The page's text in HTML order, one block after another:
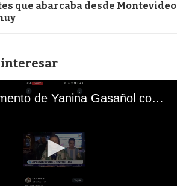
que abarcaba desde Montevideo
interesar
El mal momento de Yanina Gasañol con un hincha argentino en "Subrayado"